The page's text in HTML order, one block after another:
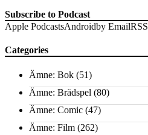
Subscribe to Podcast
Apple PodcastsAndroidby EmailRSS
Categories
Ämne: Bok (51)
Ämne: Brädspel (80)
Ämne: Comic (47)
Ämne: Film (262)